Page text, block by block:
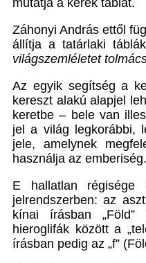
mutatja a kerek táblát.
Záhonyi András ettől
állítja a tatárlaki
világszemléletet
Az egyik segítség a
kereszt alakú alapjel
keretbe – bele van
jel a világ legkorábbi,
jele, amelynek
használja az emberiség.
E hallatlan régisége
jelrendszerben: az
kínai írásban „Föld”
hieroglifák között a
írásban pedig az „f”